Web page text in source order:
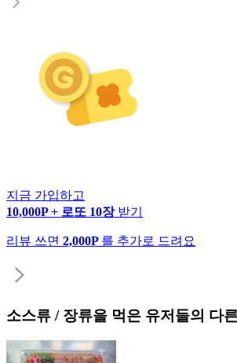
지금 가입하고
10,000P + 로또 10장 받기
리뷰 쓰면 2,000P 를 추가로 드려요
소스류 / 장류을 먹은 유저들의 다